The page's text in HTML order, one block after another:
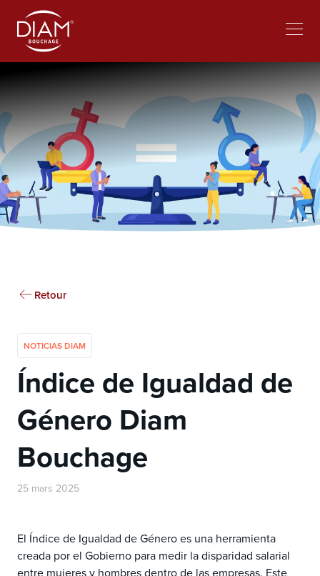
language
Retour
NOTICIAS DIAM
Índice de Igualdad de
Género Diam
Bouchage
25 mars 2025
El Índice de Igualdad de Género es una herramienta
creada por el Gobierno para medir la disparidad salarial
entre mujeres y hombres dentro de las empresas. Este